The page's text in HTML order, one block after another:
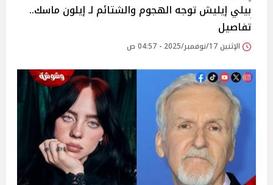
بيلي إيليش توجه الهجوم والشتائم لـ إيلون ماسك..
تفاصيل
الإثنين 17/نوفمبر/2025 - 04:57 ص